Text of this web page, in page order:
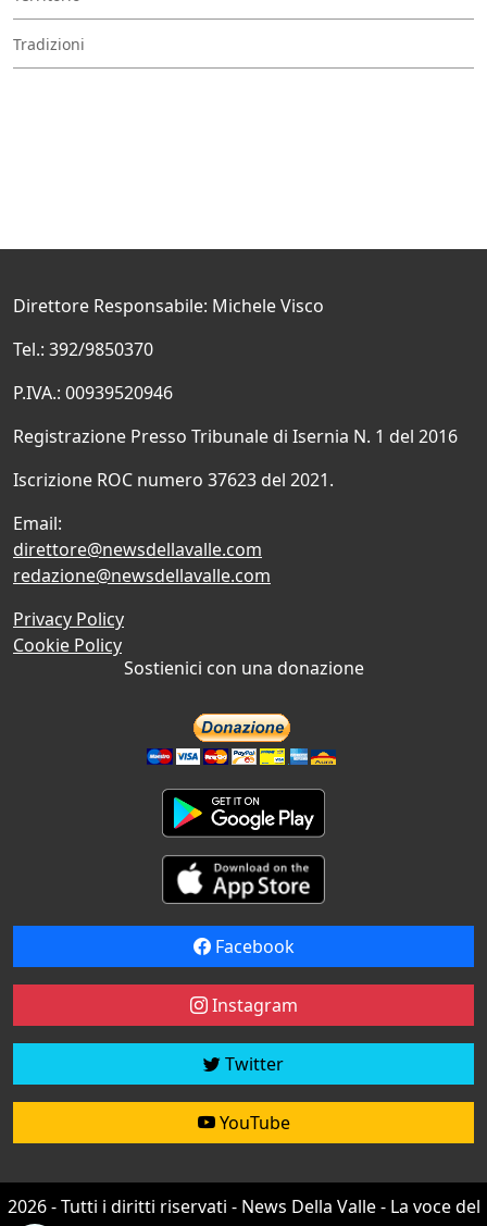
Tradizioni
Direttore Responsabile: Michele Visco
Tel.: 392/9850370
P.IVA.: 00939520946
Registrazione Presso Tribunale di Isernia N. 1 del 2016
Iscrizione ROC numero 37623 del 2021.
Email:
direttore@newsdellavalle.com
redazione@newsdellavalle.com
Privacy Policy
Cookie Policy
Sostienici con una donazione
Facebook
Instagram
Twitter
YouTube
2026 - Tutti i diritti riservati - News Della Valle - La voce del